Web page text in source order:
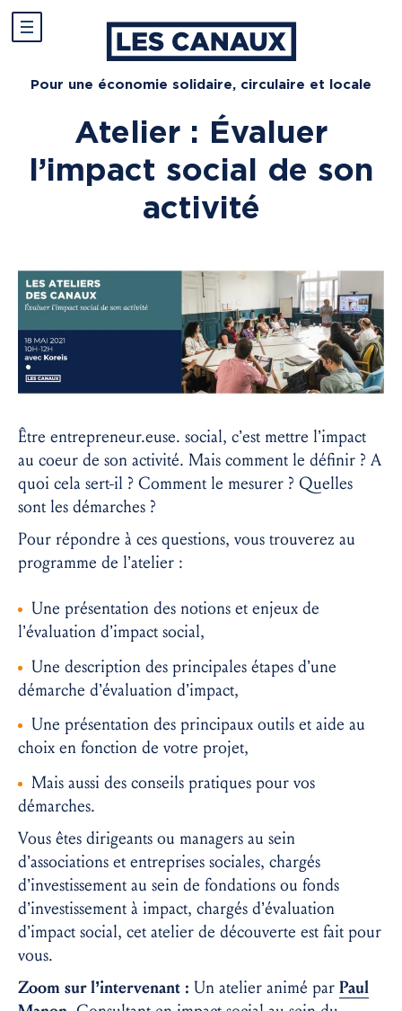
Pour une économie solidaire, circulaire et locale
Atelier : Évaluer
l’impact social de son
activité
Être entrepreneur.euse. social, c’est mettre l’impact
au coeur de son activité. Mais comment le définir ? A
quoi cela sert-il ? Comment le mesurer ? Quelles
sont les démarches ?
Pour répondre à ces questions, vous trouverez au
programme de l’atelier :
Une présentation des notions et enjeux de
l’évaluation d’impact social,
Une description des principales étapes d’une
démarche d’évaluation d’impact,
Une présentation des principaux outils et aide au
choix en fonction de votre projet,
Mais aussi des conseils pratiques pour vos
démarches.
Vous êtes dirigeants ou managers au sein
d’associations et entreprises sociales, chargés
d’investissement au sein de fondations ou fonds
d’investissement à impact, chargés d’évaluation
d’impact social, cet atelier de découverte est fait pour
vous.
Zoom sur l’intervenant : Un atelier animé par Paul